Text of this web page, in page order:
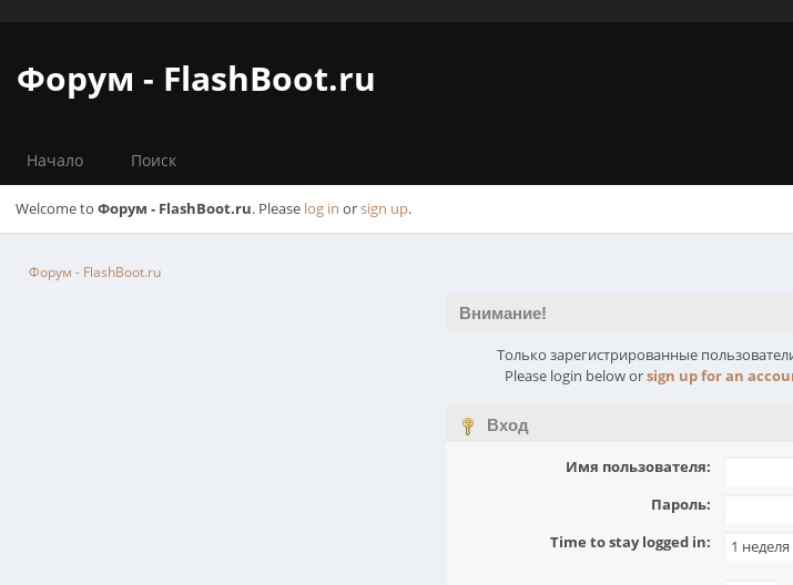
Форум - FlashBoot.ru
Начало Поиск
Welcome to Форум - FlashBoot.ru. Please log in orsign up.
Форум - FlashBoot.ru
Внимание!
Только зарегистрированные
Please login below orsign up for an
Вход
Имя пользователя:
Пароль:
Time to stay logged in: